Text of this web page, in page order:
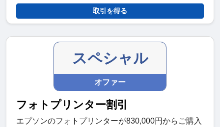
取引を得る
スペシャル
オファー
フォトプリンター割引
エプソンのフォトプリンターが830,000円からご購入